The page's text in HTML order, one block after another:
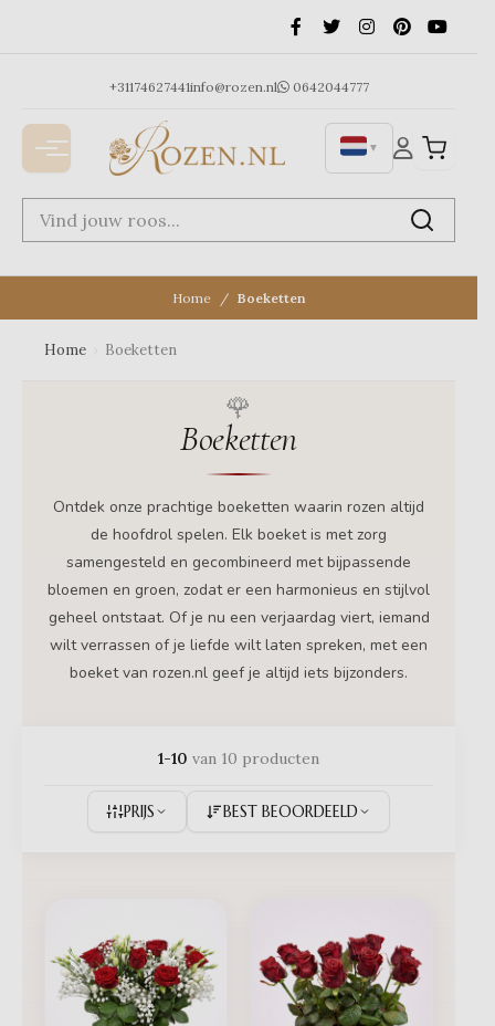
+31174627441info@rozen.nl 0642044777
▼
Home Boeketten
Home Boeketten
Boeketten
Ontdek onze prachtige boeketten waarin rozen altijd
de hoofdrol spelen. Elk boeket is met zorg
samengesteld en gecombineerd met bijpassende
bloemen en groen, zodat er een harmonieus en stijlvol
geheel ontstaat. Of je nu een verjaardag viert, iemand
wilt verrassen of je liefde wilt laten spreken, met een
boeket van rozen.nl geef je altijd iets bijzonders.
1-10 van 10 producten
PRIJS BEST BEOORDEELD